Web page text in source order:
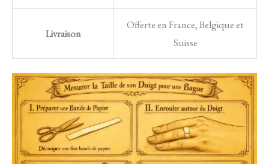
Livraison
Offerte en France, Belgique et
Suisse